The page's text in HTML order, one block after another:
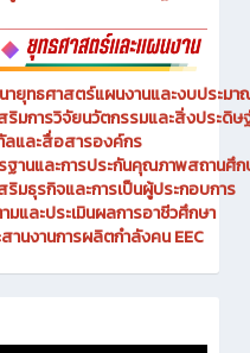
การนักเรียน นักศึกษา
าลัยเทคนิคชลบุรี
รู้ตามหลักปรัชญาเศรษฐกิจพอเพียง
ยุทธศาสตร์แผนงานและงบประมาณ
มการวิจัยนวัตกรรมและสิ่งประดิษฐ์
และสื่อสารองค์กร